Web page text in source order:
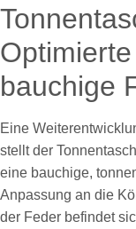
bauchige
Eine
stellt der
eine bauchige,
Anpassung an die
der Feder befindet